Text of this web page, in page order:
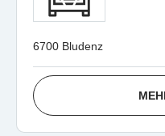
6700 Bludenz